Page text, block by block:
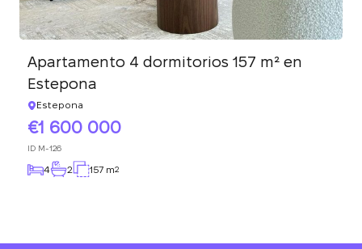
Apartamento 4 dormitorios 157 m² en
Estepona
Estepona
1 600 000
ID M-126
4 2 157 m2